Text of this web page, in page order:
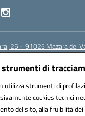
di
utilizza strumenti di
cookies tecnici
del sito, alla fruibilità dei
25 – 91026 Mazara del
(PEC):
tpic843007
Amministrazioni (IPA):